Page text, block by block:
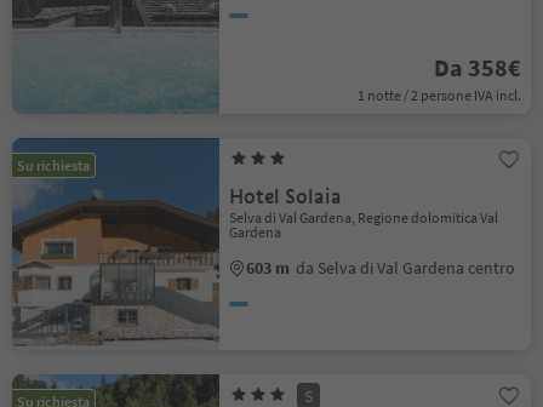
Da 358€
1 notte / 2 persone IVA incl.
Su richiesta
Hotel Solaia
Selva di Val Gardena, Regione dolomitica Val
Gardena
603 m da Selva di Val Gardena centro
Su richiesta S